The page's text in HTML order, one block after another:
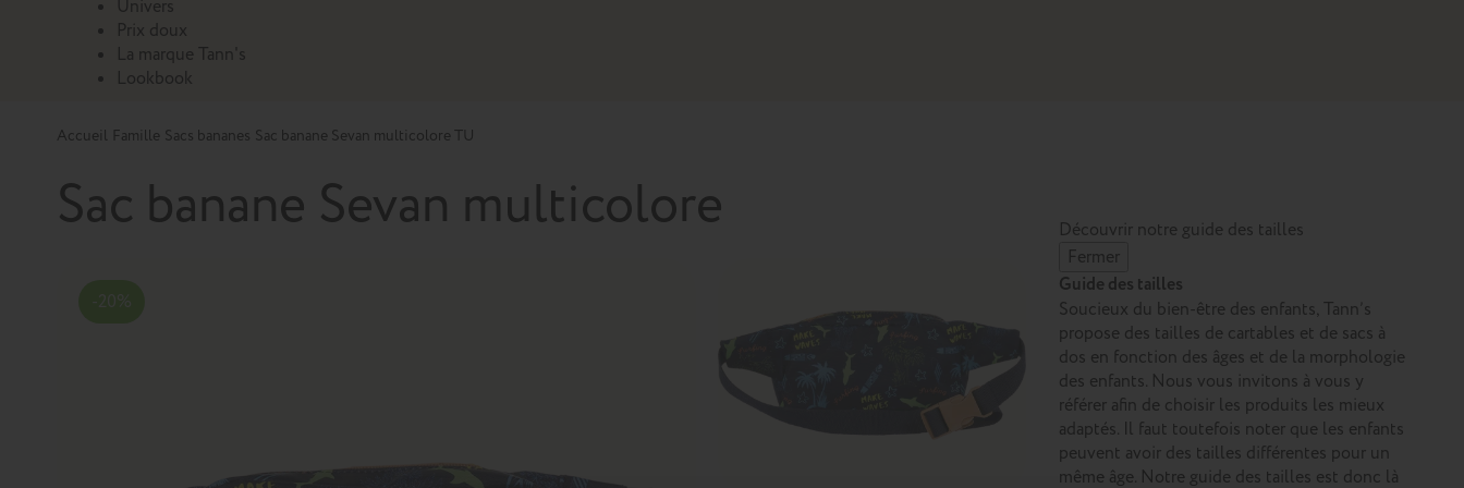
Univers
Prix doux
La marque Tann's
Lookbook
Accueil Famille Sacs bananes Sac banane Sevan multicolore TU
Sac banane Sevan multicolore
Découvrir notre guide des tailles
Fermer
Guide des tailles
Soucieux du bien-être des enfants, Tann’s
propose des tailles de cartables et de sacs à
dos en fonction des âges et de la morphologie
des enfants. Nous vous invitons à vous y
référer afin de choisir les produits les mieux
adaptés. Il faut toutefois noter que les enfants
peuvent avoir des tailles différentes pour un
même âge. Notre guide des tailles est donc là